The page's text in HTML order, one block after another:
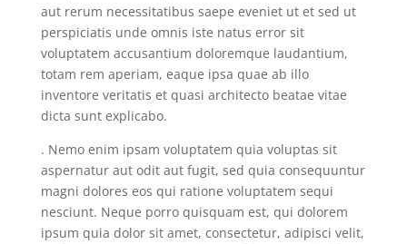
aut rerum necessitatibus saepe eveniet ut et sed ut
perspiciatis unde omnis iste natus error sit
voluptatem accusantium doloremque laudantium,
totam rem aperiam, eaque ipsa quae ab illo
inventore veritatis et quasi architecto beatae vitae
dicta sunt explicabo.
. Nemo enim ipsam voluptatem quia voluptas sit
aspernatur aut odit aut fugit, sed quia consequuntur
magni dolores eos qui ratione voluptatem sequi
nesciunt. Neque porro quisquam est, qui dolorem
ipsum quia dolor sit amet, consectetur, adipisci velit,